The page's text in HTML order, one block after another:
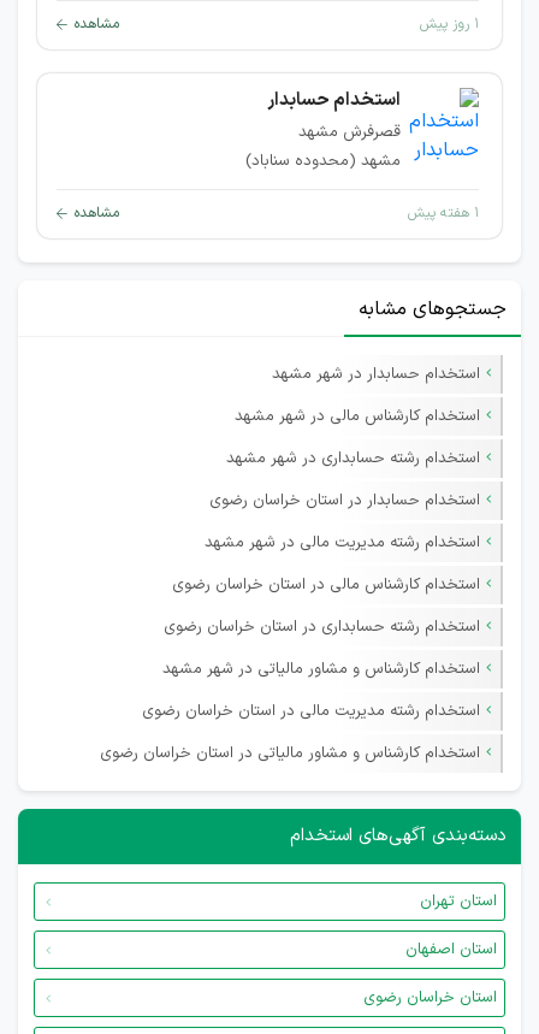
۱ روز پیش مشاهده
استخدام حسابدار
قصرفرش مشهد
مشهد (محدوده سناباد)
۱ هفته پیش مشاهده
جستجوهای مشابه
استخدام حسابدار در شهر مشهد
استخدام کارشناس مالی در شهر مشهد
استخدام رشته حسابداری در شهر مشهد
استخدام حسابدار در استان خراسان رضوی
استخدام رشته مدیریت مالی در شهر مشهد
استخدام کارشناس مالی در استان خراسان رضوی
استخدام رشته حسابداری در استان خراسان رضوی
استخدام کارشناس و مشاور مالیاتی در شهر مشهد
استخدام رشته مدیریت مالی در استان خراسان رضوی
استخدام کارشناس و مشاور مالیاتی در استان خراسان رضوی
دسته‌بندی آگهی‌های استخدام
استان تهران
استان اصفهان
استان خراسان رضوی